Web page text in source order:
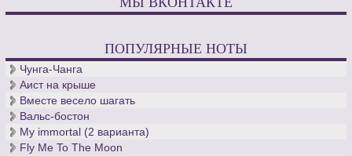
ПОПУЛЯРНЫЕ НОТЫ
Чунга-Чанга
Аист на крыше
Вместе весело шагать
Вальс-бостон
My immortal (2 варианта)
Fly Me To The Moon